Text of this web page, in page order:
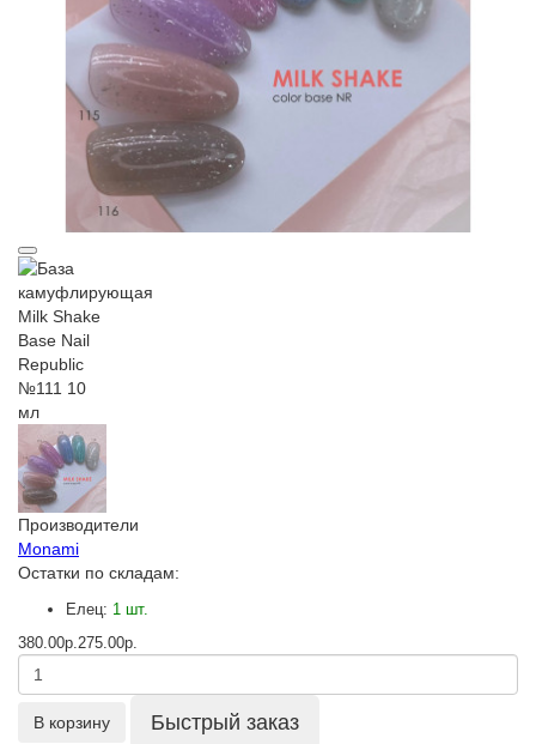
Производители
Monami
Остатки по складам:
Елец: 1 шт.
380.00р. 275.00р.
В корзину Быстрый заказ